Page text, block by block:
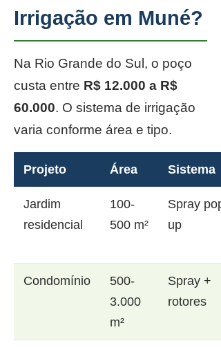
Irrigação em Muné?
Na Rio Grande do Sul, o poço
custa entre R$ 12.000 a R$
60.000. O sistema de irrigação
varia conforme área e tipo.
Projeto Área Sistema
Jardim
residencial
100-
500 m²
Spray pop-
up
Condomínio
500-
3.000
m²
Spray +
rotores